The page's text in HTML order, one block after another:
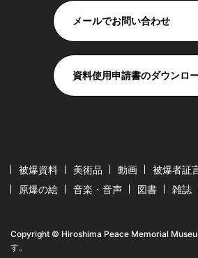
メールでお問い合わせ
資料使用申請書のダウンロ
被爆資料 美術品 動画 被爆者証
原爆の絵
音楽・音声 図書 雑誌
Copyright © Hiroshima Peace Memorial
す。